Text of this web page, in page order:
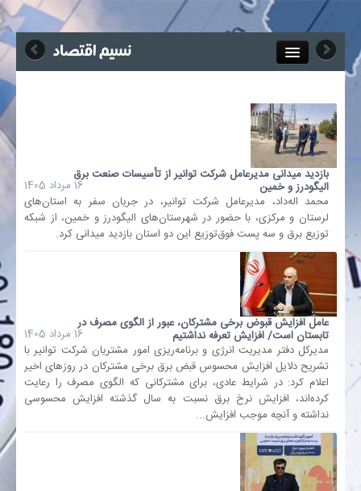
جذب خبرنگار
آگهی استخدام
چند رسانه‌ای
صنعت معدن و تجارت
بیمه و بورس
بانک
بازدید میدانی مدیرعامل شرکت توانیر از تأسیسات صنعت برق
الیگودرز و خمین
16 مرداد 1405
محمد اله‌داد، مدیرعامل شرکت توانیر، در جریان سفر به استان‌های
لرستان و مرکزی، با حضور در شهرستان‌های الیگودرز و خمین، از شبکه
توزیع برق و سه پست فوق‌توزیع این دو استان بازدید میدانی کرد.
عامل افزایش قبوض برخی مشترکان، عبور از الگوی مصرف در
تابستان است/ افزایش تعرفه نداشتیم
16 مرداد 1405
مدیرکل دفتر مدیریت انرژی و برنامه‌ریزی امور مشتریان شرکت توانیر با
تشریح دلایل افزایش محسوس قبض برق برخی مشترکان در روزهای اخیر
اعلام کرد: در شرایط عادی، برای مشترکانی که الگوی مصرف را رعایت
کرده‌اند، افزایش نرخ برق نسبت به سال گذشته افزایش محسوسی
نداشته و آنچه موجب افزایش...